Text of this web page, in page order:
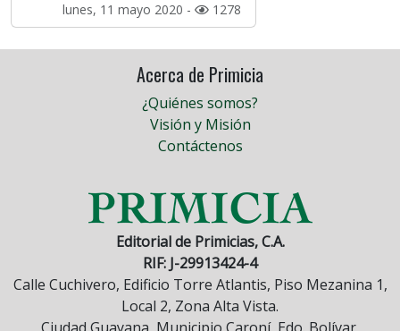
lunes, 11 mayo 2020 - 1278
Acerca de Primicia
¿Quiénes somos?
Visión y Misión
Contáctenos
Editorial de Primicias, C.A.
RIF: J-29913424-4
Calle Cuchivero, Edificio Torre Atlantis, Piso Mezanina 1,
Local 2, Zona Alta Vista.